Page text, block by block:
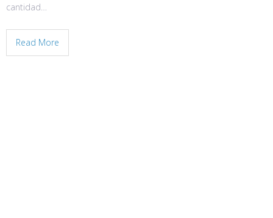
cantidad…
Read More